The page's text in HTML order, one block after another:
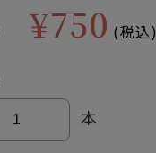
¥750 (税込)
本